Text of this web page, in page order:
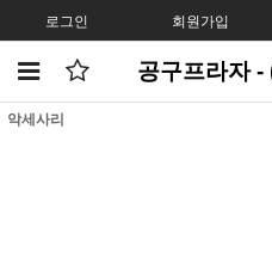
로그인 회원가입
공구프라자 -
악세사리